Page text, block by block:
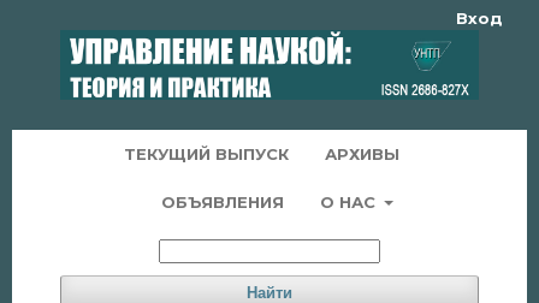
ТЕКУЩИЙ ВЫПУСК АРХИВЫ
ОБЪЯВЛЕНИЯ О НАС
Найти
Вход